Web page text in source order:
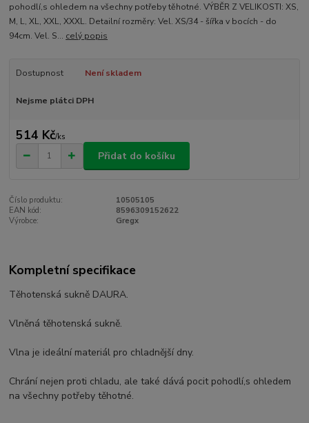
pohodlí,s ohledem na všechny potřeby těhotné. VÝBĚR Z VELIKOSTI: XS,
M, L, XL, XXL, XXXL. Detailní rozměry: Vel. XS/34 - šířka v bocích - do
94cm. Vel. S... celý popis
Dostupnost Není skladem
Nejsme plátci DPH
514 Kč/ks
Přidat do košíku
Číslo produktu:
10505105
EAN kód:
8596309152622
Výrobce:
Gregx
Kompletní specifikace
Těhotenská sukně DAURA.
Vlněná těhotenská sukně.
Vlna je ideální materiál pro chladnější dny.
Chrání nejen proti chladu, ale také dává pocit pohodlí,s ohledem
na všechny potřeby těhotné.